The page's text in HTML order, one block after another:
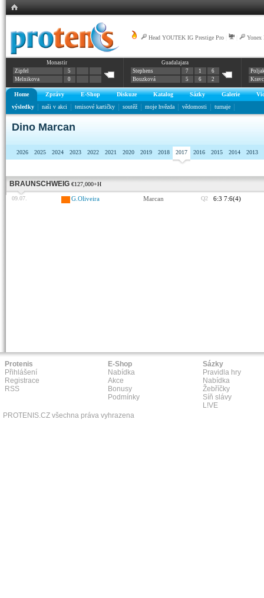
Head YOUTEK IG Prestige Pro Yonex
Monastir
Zipfel
5
Melnikova
0
Guadalajara
Stephens
7 1
6
Bouzková
5 6 2
Home Zprávy E-Shop Diskuze Katalog Sázky Galerie
výsledky
naši v akci tenisové kartičky soutěž moje hvězda vědomosti turnaje
Dino Marcan
2026 2025 2024 2023 2022 2021 2020 2019 2018 2017 2016 2015 2014 2013
BRAUNSCHWEIG €127,000+H
09.07. G.Oliveira Marcan Q2 6:3 7:6(4)
Protenis
Přihlášení
Registrace
RSS
E-Shop
Nabídka
Akce
Bonusy
Podmínky
Sázky
Pravidla hry
Nabídka
Žebříčky
Síň slávy
L!VE
PROTENIS.CZ všechna práva vyhrazena